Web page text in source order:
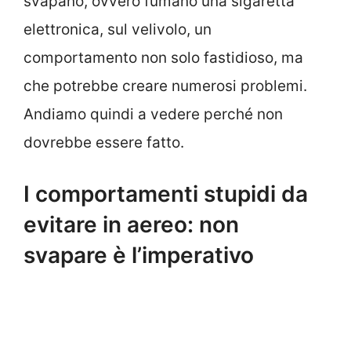
elettronica, sul velivolo, un
comportamento non solo fastidioso, ma
che potrebbe creare numerosi problemi.
Andiamo quindi a vedere perché non
dovrebbe essere fatto.
I comportamenti stupidi da
evitare in aereo: non
svapare è l’imperativo